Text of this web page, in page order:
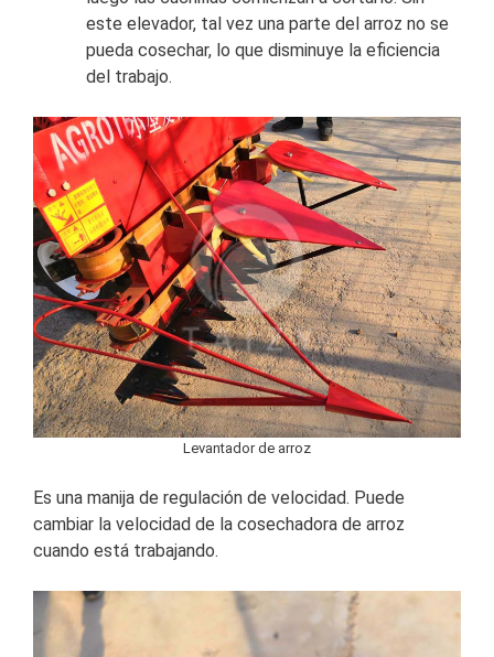
este elevador, tal vez una parte del arroz no se
pueda cosechar, lo que disminuye la eficiencia
del trabajo.
Levantador de arroz
Es una manija de regulación de velocidad. Puede
cambiar la velocidad de la cosechadora de arroz
cuando está trabajando.